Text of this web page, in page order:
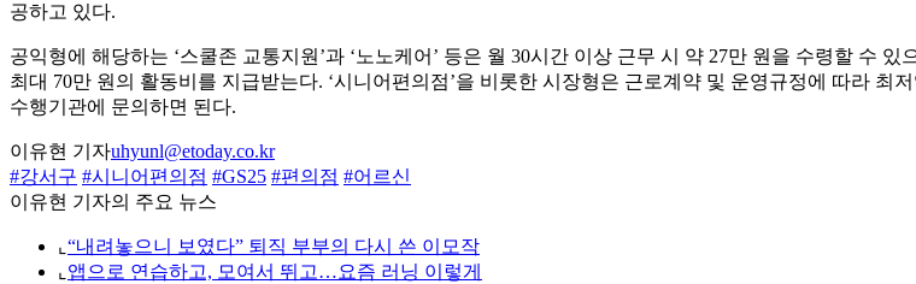
공하고 있다.
공익형에 해당하는 ‘스쿨존 교통지원’과 ‘노노케어’ 등은 월 30시간 이상 근무 시 약 27만 원을 수령할 수
최대 70만 원의 활동비를 지급받는다. ‘시니어편의점’을 비롯한 시장형은 근로계약 및 운영규정에 따라
수행기관에 문의하면 된다.
이유현 기자uhyunl@etoday.co.kr
#강서구 #시니어편의점 #GS25 #편의점 #어르신
이유현 기자의 주요 뉴스
⌞ “내려놓으니 보였다” 퇴직 부부의 다시 쓴 이모작
⌞ 앱으로 연습하고, 모여서 뛰고…요즘 러닝 이렇게